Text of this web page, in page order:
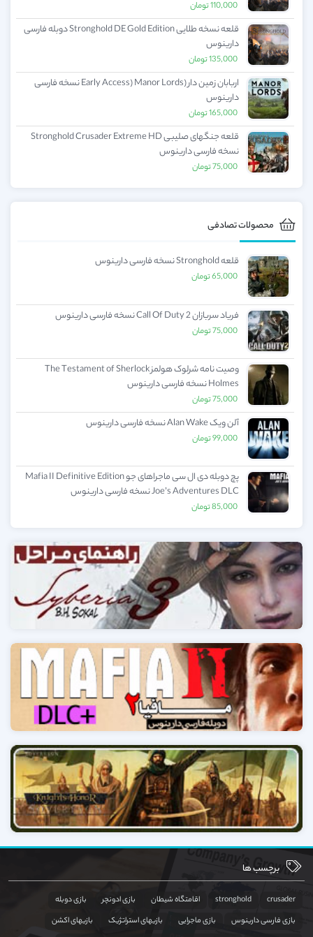
110,000تومان
قلعه نسخه طلایی Stronghold DE Gold Edition دوبله فارسی
دارینوس
135,000تومان
اربابان زمین دار (Early Access) Manor Lords نسخه فارسی
دارینوس
165,000تومان
قلعه جنگهای صلیبی Stronghold Crusader Extreme HD
نسخه فارسی دارینوس
75,000تومان
محصولات تصادفی
قلعه Stronghold نسخه فارسی دارینوس
65,000تومان
فریاد سربازان Call Of Duty 2 نسخه فارسی دارینوس
75,000تومان
وصیت نامه شرلوک هولمز The Testament of Sherlock
Holmes نسخه فارسی دارینوس
75,000تومان
آلن ویک Alan Wake نسخه فارسی دارینوس
99,000تومان
پچ دوبله دی ال سی ماجراهای جو Mafia II Definitive Edition
Joe’s Adventures DLC نسخه فارسی دارینوس
85,000تومان
برچسب ها
crusader
stronghold اقامتگاه شیطان بازی ادونچر
بازی دوبله
بازی فارسی دارینوس
بازی ماجرایی بازیهای استراتژیک
بازیهای اکشن